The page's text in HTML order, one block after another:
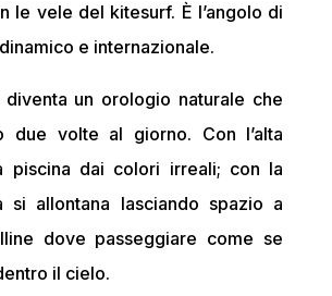
le vele del kitesurf. È l’angolo di
e internazionale.
diventa un orologio naturale che
due volte al giorno. Con l’alta
piscina dai colori irreali; con la
si allontana lasciando spazio a
dove passeggiare come se
il cielo.